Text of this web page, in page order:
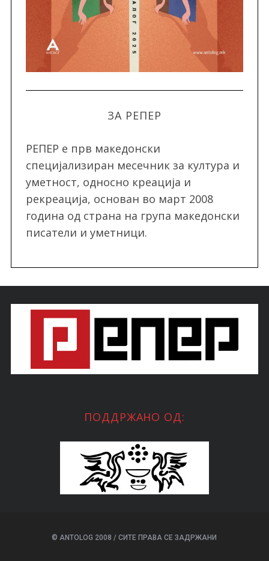
ЗА РЕПЕР
РЕПЕР e прв македонски
специјализиран месечник за култура и
уметност, односно креација и
рекреација, oснован во март 2008
година од страна на група македонски
писатели и уметници.
ПОДДРЖАНО ОД:
© ANTOLOG 2008 / СИТЕ ПРАВА СЕ ЗАДРЖАНИ